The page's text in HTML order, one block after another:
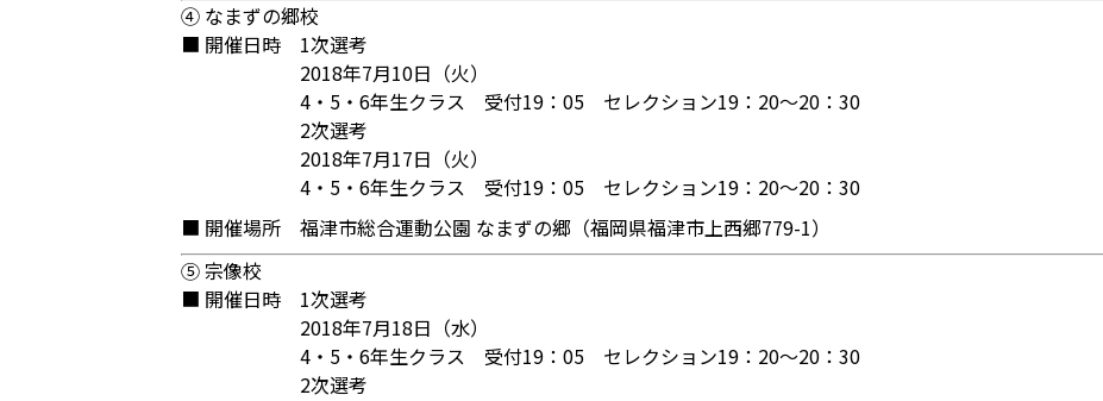
④ なまずの郷校
■ 開催日時
1次選考
2018年7月10日（火）
4・5・6年生クラス 受付19：05 セレクション19：20～20：30
2次選考
2018年7月17日（火）
4・5・6年生クラス 受付19：05 セレクション19：20～20：30
■ 開催場所
福津市総合運動公園 なまずの郷（福岡県福津市上西郷779-1）
⑤ 宗像校
■ 開催日時
1次選考
2018年7月18日（水）
4・5・6年生クラス 受付19：05 セレクション19：20～20：30
2次選考